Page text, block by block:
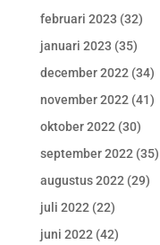
februari 2023 (32)
januari 2023 (35)
december 2022 (34)
november 2022 (41)
oktober 2022 (30)
september 2022 (35)
augustus 2022 (29)
juli 2022 (22)
juni 2022 (42)